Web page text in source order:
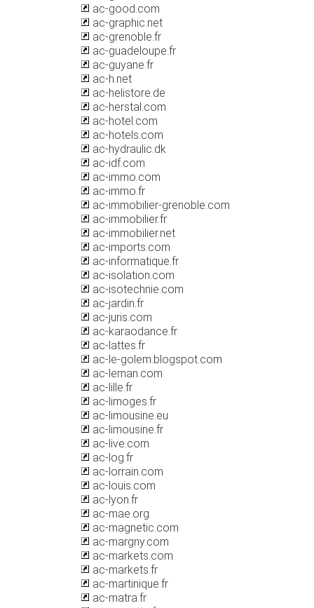
ac-good.com
ac-graphic.net
ac-grenoble.fr
ac-guadeloupe.fr
ac-guyane.fr
ac-h.net
ac-helistore.de
ac-herstal.com
ac-hotel.com
ac-hotels.com
ac-hydraulic.dk
ac-idf.com
ac-immo.com
ac-immo.fr
ac-immobilier-grenoble.com
ac-immobilier.fr
ac-immobilier.net
ac-imports.com
ac-informatique.fr
ac-isolation.com
ac-isotechnie.com
ac-jardin.fr
ac-juris.com
ac-karaodance.fr
ac-lattes.fr
ac-le-golem.blogspot.com
ac-leman.com
ac-lille.fr
ac-limoges.fr
ac-limousine.eu
ac-limousine.fr
ac-live.com
ac-log.fr
ac-lorrain.com
ac-louis.com
ac-lyon.fr
ac-mae.org
ac-magnetic.com
ac-margny.com
ac-markets.com
ac-markets.fr
ac-martinique.fr
ac-matra.fr